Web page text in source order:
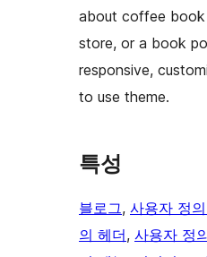
about coffee book
store, or a book
responsive,
to use theme.
특성
블로그, 사용자 정
의 헤더, 사용자 정